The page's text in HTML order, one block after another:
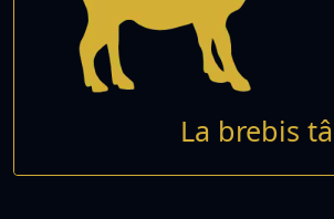
La brebis